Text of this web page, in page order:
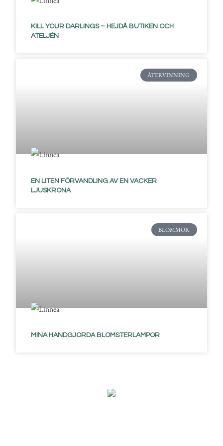
KILL YOUR DARLINGS – HEJDÅ BUTIKEN OCH
ATELJÉN
ÅTERVINNING
EN LITEN FÖRVANDLING AV EN VACKER
LJUSKRONA
BLOMMOR
MINA HANDGJORDA BLOMSTERLAMPOR